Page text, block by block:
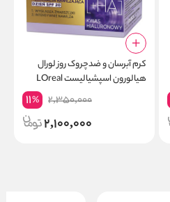
کرم آبرسان و ضدچروک روز لورال
هیالورون اسپشیالیست LOreal
2,350,000
11%
2,100,000